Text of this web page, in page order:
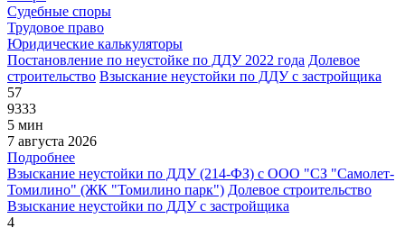
Судебные споры
Трудовое право
Юридические калькуляторы
Постановление по неустойке по ДДУ 2022 года Долевое
строительство Взыскание неустойки по ДДУ с застройщика
57
9333
5 мин
7 августа 2026
Подробнее
Взыскание неустойки по ДДУ (214-ФЗ) с ООО "СЗ "Самолет-
Томилино" (ЖК "Томилино парк") Долевое строительство
Взыскание неустойки по ДДУ с застройщика
4